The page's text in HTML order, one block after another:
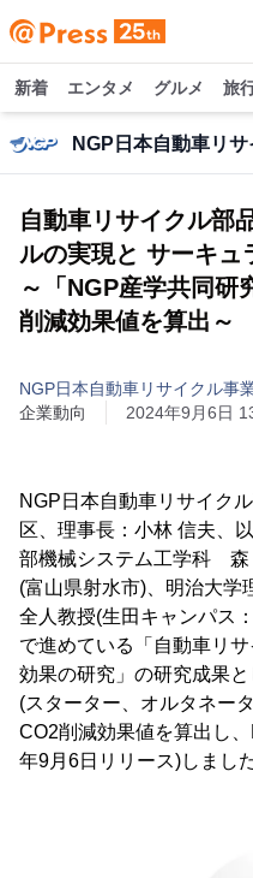
新着 エンタメ グルメ 旅
自動車リサイクル部
ルの実現と サーキ
～「NGP産学共同研
削減効果値を算出～
NGP日本自動車リサイクル事
企業動向
2024年9月6日
NGP日本自動車リサイク
区、理事長：小林 信夫、
部機械システム工学科 森
(富山県射水市)、明治大
全人教授(生田キャンパス
で進めている「自動車リ
効果の研究」の研究成果
(スターター、オルタネー
CO2削減効果値を算出し
年9月6日リリース)しました